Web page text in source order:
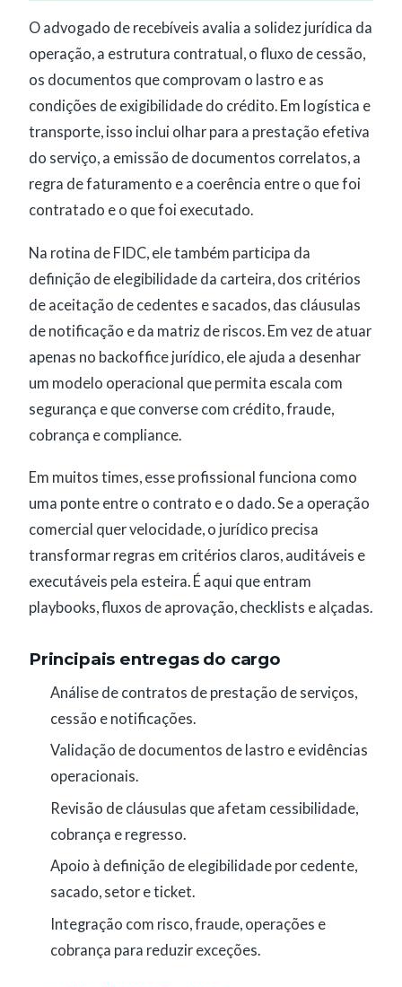
O advogado de recebíveis avalia a solidez jurídica da
operação, a estrutura contratual, o fluxo de cessão,
os documentos que comprovam o lastro e as
condições de exigibilidade do crédito. Em logística e
transporte, isso inclui olhar para a prestação efetiva
do serviço, a emissão de documentos correlatos, a
regra de faturamento e a coerência entre o que foi
contratado e o que foi executado.
Na rotina de FIDC, ele também participa da
definição de elegibilidade da carteira, dos critérios
de aceitação de cedentes e sacados, das cláusulas
de notificação e da matriz de riscos. Em vez de atuar
apenas no backoffice jurídico, ele ajuda a desenhar
um modelo operacional que permita escala com
segurança e que converse com crédito, fraude,
cobrança e compliance.
Em muitos times, esse profissional funciona como
uma ponte entre o contrato e o dado. Se a operação
comercial quer velocidade, o jurídico precisa
transformar regras em critérios claros, auditáveis e
executáveis pela esteira. É aqui que entram
playbooks, fluxos de aprovação, checklists e alçadas.
Principais entregas do cargo
Análise de contratos de prestação de serviços,
cessão e notificações.
Validação de documentos de lastro e evidências
operacionais.
Revisão de cláusulas que afetam cessibilidade,
cobrança e regresso.
Apoio à definição de elegibilidade por cedente,
sacado, setor e ticket.
Integração com risco, fraude, operações e
cobrança para reduzir exceções.